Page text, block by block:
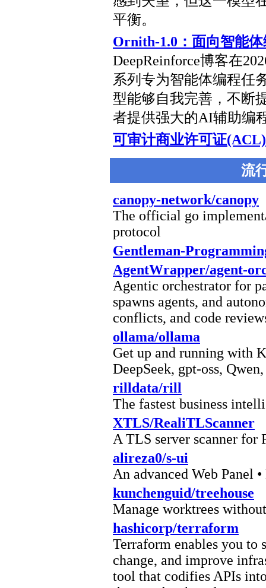
平衡。
Ornith-1.0：面向智能
DeepReinforce博客在
系列专为智能体编程任
型能够自我完善，不断
者提供强大的AI辅助编
可审计商业许可证
流
canopy-network/canopy
The official go
protocol
Gentleman-
AgentWrapper/agent-
Agentic orchestrator for
spawns agents, and
conflicts, and code
ollama/ollama
Get up and running with
DeepSeek, gpt-oss,
rilldata/rill
The fastest business
XTLS/RealiTLScanner
A TLS server scanner for
alireza0/s-ui
An advanced Web Panel
kunchenguid/treehouse
Manage worktrees
hashicorp/terraform
Terraform enables you to
change, and improve
tool that codifies APIs